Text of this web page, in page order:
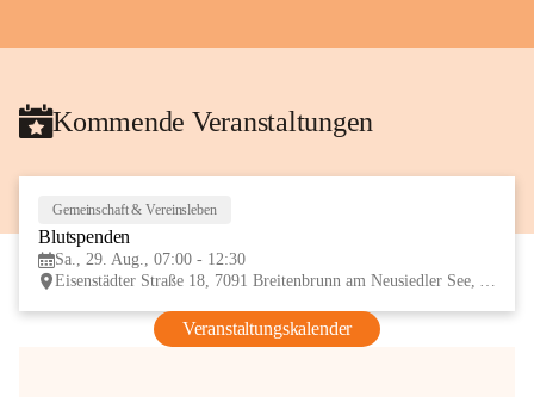
Kommende Veranstaltungen
Gemeinschaft & Vereinsleben
Blutspenden
Sa., 29. Aug., 07:00 - 12:30
Eisenstädter Straße 18, 7091 Breitenbrunn am Neusiedler See, AUT
Veranstaltungskalender